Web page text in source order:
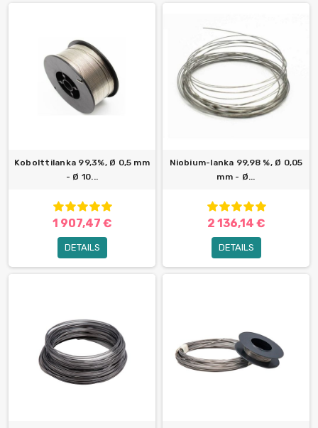
Kobolttilanka 99,3%, Ø 0,5 mm
- Ø 10...
1 907,47 €
DETAILS
Niobium-lanka 99,98 %, Ø 0,05
mm - Ø...
2 136,14 €
DETAILS